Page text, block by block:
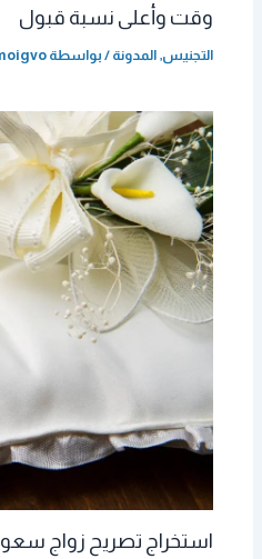
وقت وأعلى نسبة قبول
التجنيس,المدونة / بواسطة
استخراج تصريح زواج